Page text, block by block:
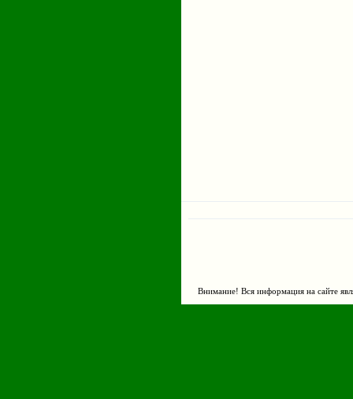
Внимание! Вся информация на сайте